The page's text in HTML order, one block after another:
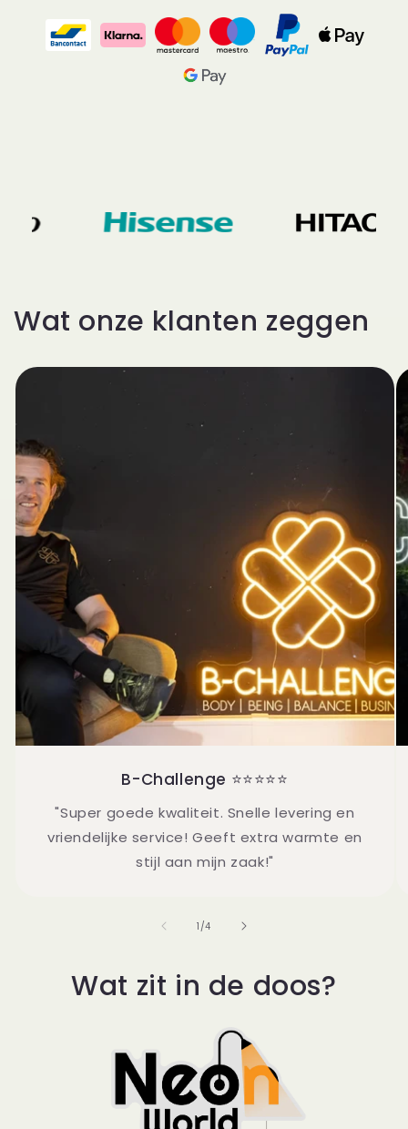
Wat onze klanten zeggen
B-Challenge ⭐⭐⭐⭐⭐
"Super goede kwaliteit. Snelle levering en
vriendelijke service! Geeft extra warmte en
stijl aan mijn zaak!"
1 /van
4
Wat zit in de doos?